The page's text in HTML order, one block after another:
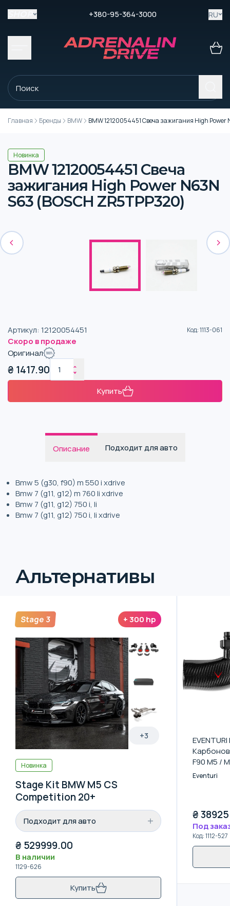
+380-95-364-3000 RU
Главная Бренды BMW BMW 12120054451 Свеча зажигания High Power
Новинка
BMW 12120054451 Свеча
зажигания High Power N63N
S63 (BOSCH ZR5TPP320)
Артикул: 12120054451 Код:1113-061
Скоро в продаже
Оригинал
₴ 1417.90
Купить
Описание Подходит для авто
Bmw 5 (g30, f90) m 550 i xdrive
Bmw 7 (g11, g12) m 760 li xdrive
Bmw 7 (g11, g12) 750 i, li
Bmw 7 (g11, g12) 750 i, li xdrive
Альтернативы
Stage 3 +300 hp
+3
Новинка
Stage Kit BMW M5 CS
Competition 20+
Подходит для авто
₴ 529999.00
В наличии
1129-626
Купить
F90 M5 /
Eventuri
₴
Под
Код:1112-527